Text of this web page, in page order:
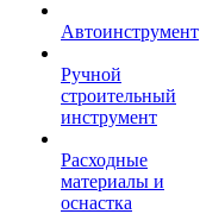
Автоинструмент
Ручной
строительный
инструмент
Расходные
материалы и
оснастка